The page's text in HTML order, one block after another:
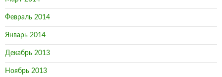
Февраль 2014
Январь 2014
Декабрь 2013
Ноябрь 2013